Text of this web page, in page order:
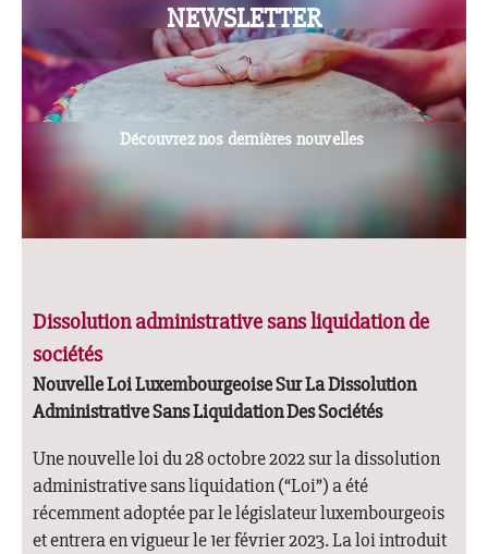
NEWSLETTER
Découvrez nos dernières nouvelles
Dissolution administrative sans liquidation de
sociétés
Nouvelle Loi Luxembourgeoise Sur La Dissolution
Administrative Sans Liquidation Des Sociétés
Une nouvelle loi du 28 octobre 2022 sur la dissolution
administrative sans liquidation (“Loi”) a été
récemment adoptée par le législateur luxembourgeois
et entrera en vigueur le 1er février 2023. La loi introduit